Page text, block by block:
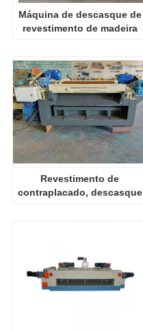
Máquina de descasque de
revestimento de madeira
Revestimento de
contraplacado, descasque